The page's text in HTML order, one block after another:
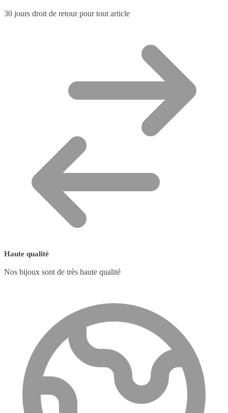
30 jours droit de retour pour tout article
Haute qualité
Nos bijoux sont de très haute qualité